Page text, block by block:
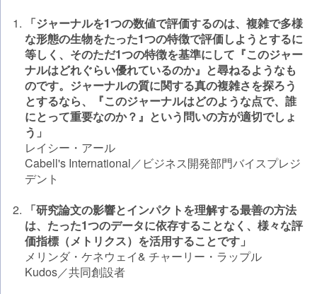
「ジャーナルを1つの数値で評価するのは、複雑で多様
な形態の生物をたった1つの特徴で評価しようとするに
等しく、そのただ1つの特徴を基準にして『このジャー
ナルはどれぐらい優れているのか』と尋ねるようなも
のです。ジャーナルの質に関する真の複雑さを探ろう
とするなら、『このジャーナルはどのような点で、誰
にとって重要なのか？』という問いの方が適切でしょ
う」
レイシー・アール
Cabell's International／ビジネス開発部門バイスプレジ
デント
「研究論文の影響とインパクトを理解する最善の方法
は、たった1つのデータに依存することなく、様々な評
価指標（メトリクス）を活用することです」
メリンダ・ケネウェイ& チャーリー・ラップル
Kudos／共同創設者